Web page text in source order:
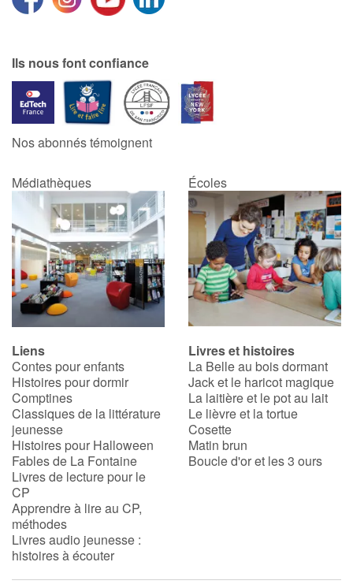
Ils nous font confiance
Nos abonnés témoignent
Médiathèques Écoles
Liens
Contes pour enfants
Histoires pour dormir
Comptines
Classiques de la littérature
jeunesse
Histoires pour Halloween
Fables de La Fontaine
Livres de lecture pour le
CP
Apprendre à lire au CP,
méthodes
Livres audio jeunesse :
histoires à écouter
Livres et histoires
La Belle au bois dormant
Jack et le haricot magique
La laitière et le pot au lait
Le lièvre et la tortue
Cosette
Matin brun
Boucle d'or et les 3 ours